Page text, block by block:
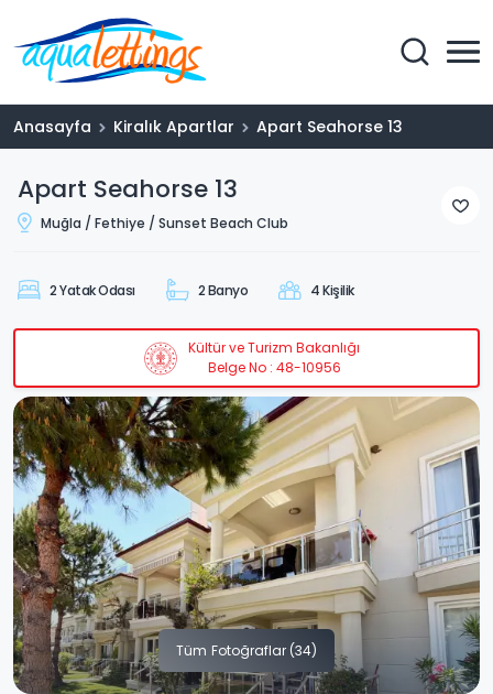
Anasayfa Kiralık Apartlar Apart Seahorse 13
Apart Seahorse 13
Muğla / Fethiye / Sunset Beach Club
2 Yatak Odası 2 Banyo 4 Kişilik
Kültür ve Turizm Bakanlığı
Belge No : 48-10956
Tüm Fotoğraflar (34)